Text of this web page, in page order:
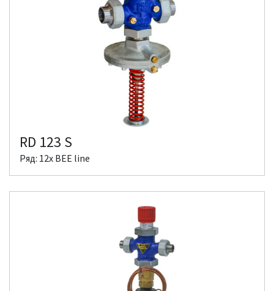
RD 123 S
Ряд: 12x BEE line